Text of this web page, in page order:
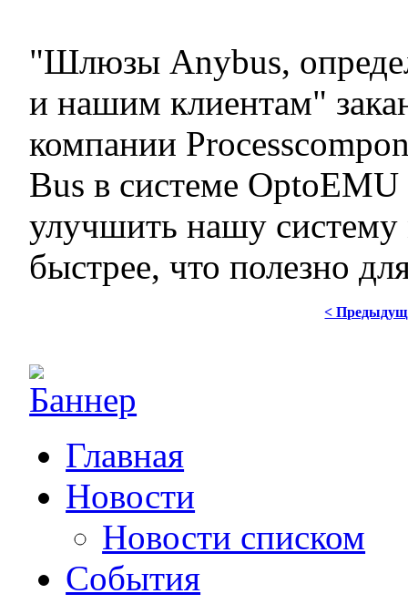
"Шлюзы Anybus,
и нашим клиентам"
компании
Bus в системе
улучшить нашу систему
быстрее, что полезно
<
Главная
Новости
Новости списком
События